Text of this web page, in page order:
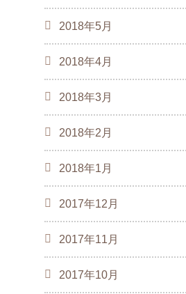
2018年5月
2018年4月
2018年3月
2018年2月
2018年1月
2017年12月
2017年11月
2017年10月